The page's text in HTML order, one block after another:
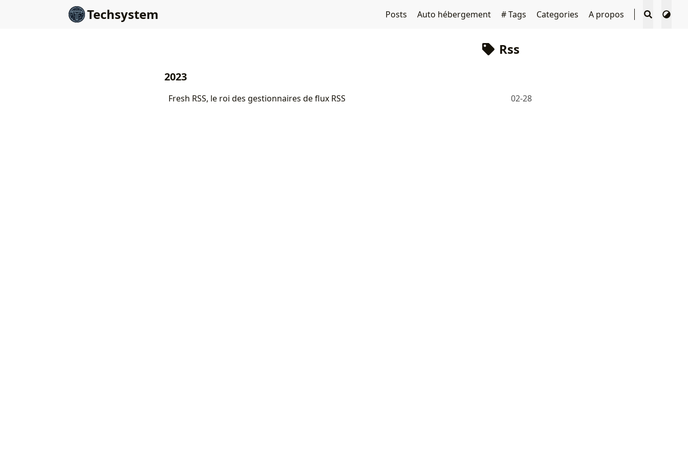
Techsystem Posts Auto hébergement # Tags Categories A propos
Rss
2023
Fresh RSS, le roi des gestionnaires de flux RSS 02-28